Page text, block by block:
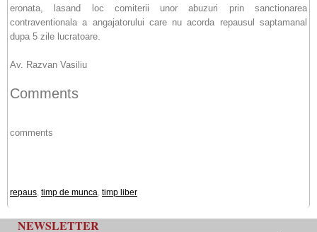
eronata, lasand loc comiterii unor abuzuri prin sanctionarea
contraventionala a angajatorului care nu acorda repausul saptamanal
dupa 5 zile lucratoare.
Av. Razvan Vasiliu
Comments
comments
repaus timp de munca timp liber
NEWSLETTER